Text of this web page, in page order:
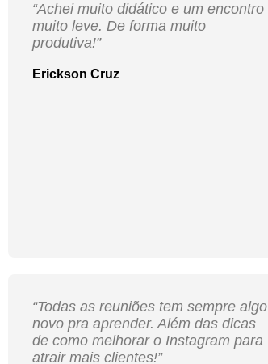
“Achei muito didático e um encontro
muito leve. De forma muito
produtiva!”
Erickson Cruz
“Todas as reuniões tem sempre algo
novo pra aprender. Além das dicas
de como melhorar o Instagram para
atrair mais clientes!”